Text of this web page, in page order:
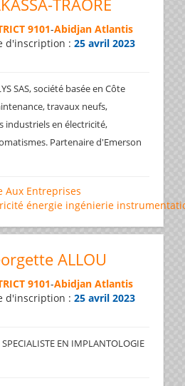
TRAORE
9101-Abidjan Atlantis
d'inscription : 25 avril 2023
SAS, société basée en Côte
travaux neufs,
industriels en électricité,
Partenaire d'Emerson
Aux Entreprises
énergie ingénierie
ALLOU
9101-Abidjan Atlantis
d'inscription : 25 avril 2023
EN IMPLANTOLOGIE